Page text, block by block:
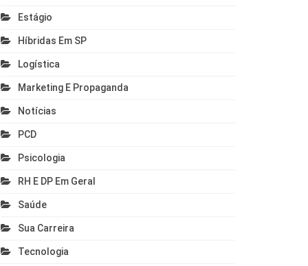
Estágio
Híbridas Em SP
Logística
Marketing E Propaganda
Notícias
PCD
Psicologia
RH E DP Em Geral
Saúde
Sua Carreira
Tecnologia